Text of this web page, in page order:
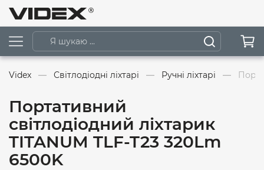
Videx Світлодіодні ліхтарі Ручні ліхтарі
Портативний
світлодіодний ліхтарик
TITANUM TLF-T23 320Lm
6500K